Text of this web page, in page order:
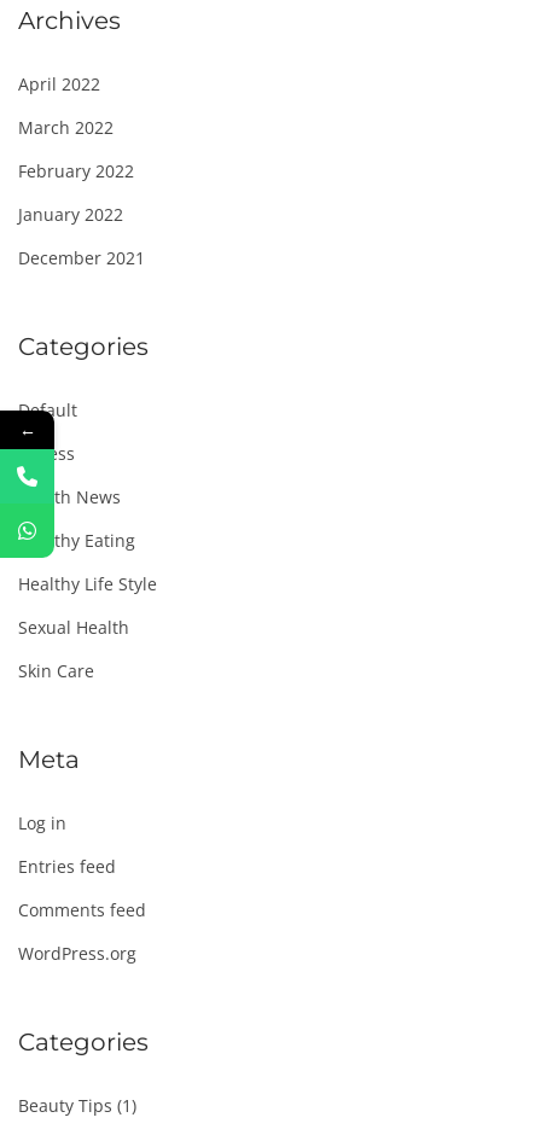
Archives
April 2022
March 2022
February 2022
January 2022
December 2021
Categories
Default
Fitness
Health News
Healthy Eating
Healthy Life Style
Sexual Health
Skin Care
Meta
Log in
Entries feed
Comments feed
WordPress.org
Categories
Beauty Tips (1)
←